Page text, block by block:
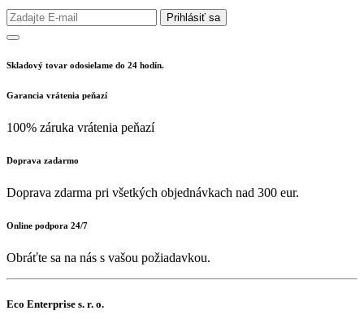
Prihlásiť sa
Skladový tovar odosielame do 24 hodín.
Garancia vrátenia peňazí
100% záruka vrátenia peňazí
Doprava zadarmo
Doprava zdarma pri všetkých objednávkach nad 300 eur.
Online podpora 24/7
Obráťte sa na nás s vašou požiadavkou.
Eco Enterprise s. r. o.